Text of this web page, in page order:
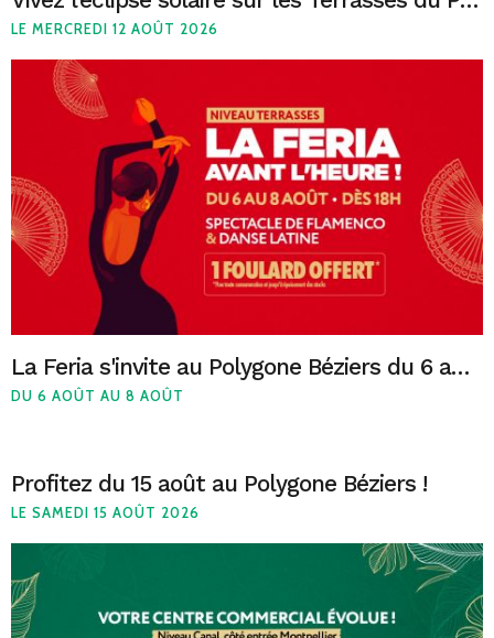
LE MERCREDI 12 AOÛT 2026
La Feria s'invite au Polygone Béziers du 6 au 8 août !
DU 6 AOÛT AU 8 AOÛT
Profitez du 15 août au Polygone Béziers !
LE SAMEDI 15 AOÛT 2026